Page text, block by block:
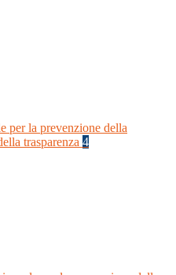
per la prevenzione della
trasparenza 4